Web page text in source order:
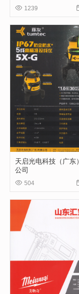
 1239
天启光电科技（广东
公司
 504